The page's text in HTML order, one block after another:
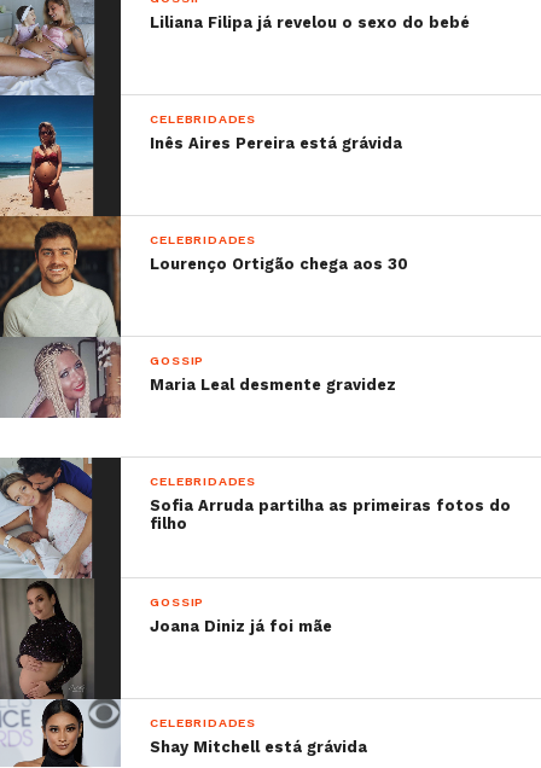
Liliana Filipa já revelou o sexo do bebé
CELEBRIDADES
Inês Aires Pereira está grávida
CELEBRIDADES
Lourenço Ortigão chega aos 30
GOSSIP
Maria Leal desmente gravidez
CELEBRIDADES
Sofia Arruda partilha as primeiras fotos do
filho
GOSSIP
Joana Diniz já foi mãe
CELEBRIDADES
Shay Mitchell está grávida